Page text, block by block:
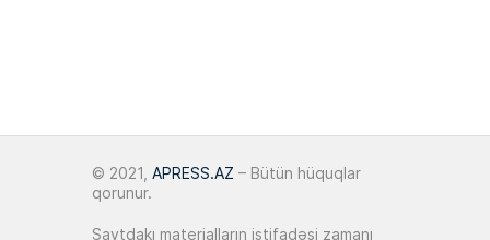
Hüseyn Talıbov:“Bakı urban və
daşınmaz əmlak mərkəzinə çevrilir”
© 2021, APRESS.AZ – Bütün hüquqlar
qorunur.
Saytdakı materialların istifadəsi zamanı